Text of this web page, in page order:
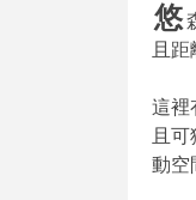
悠
且
這裡
且
動空